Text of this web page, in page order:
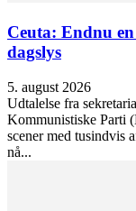
Ceuta: Endnu
dagslys
5. august 2026
Udtalelse fra
Kommunistiske Parti
scener med tusindvis
nå...